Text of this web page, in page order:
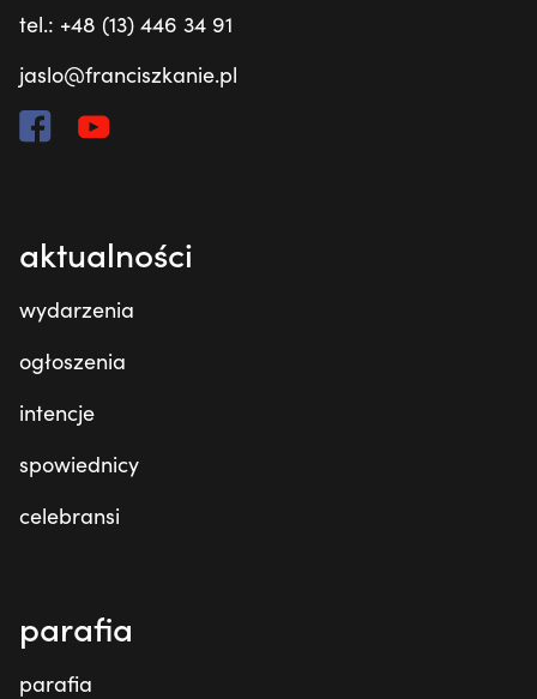
tel.: +48 (13) 446 34 91
jaslo@franciszkanie.pl
aktualności
wydarzenia
ogłoszenia
intencje
spowiednicy
celebransi
parafia
parafia